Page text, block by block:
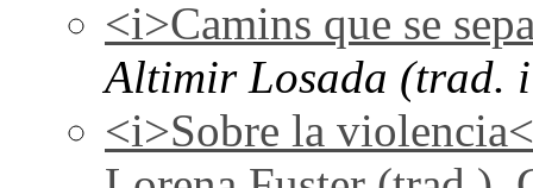
<i>Camins que se
Altimir Losada (trad.
<i>Sobre la